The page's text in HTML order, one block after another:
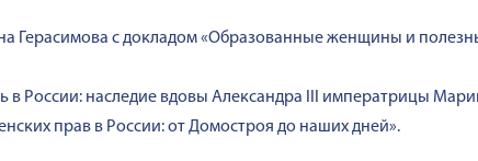
Герасимова с докладом «Образованные женщины и
в России: наследие вдовы Александра III императрицы
прав в России: от Домостроя до наших дней».